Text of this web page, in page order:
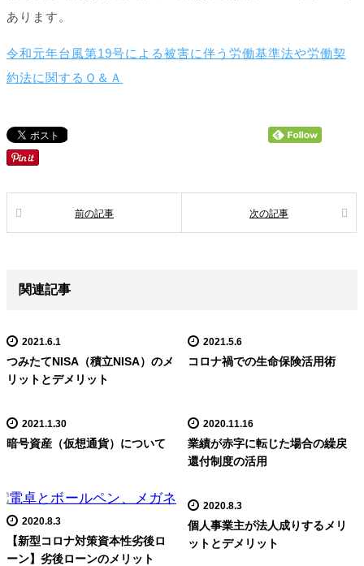
あります。
令和元年台風第19号による被害に伴う労働基準法や労働契
約法に関するＱ＆Ａ
前の記事 次の記事
関連記事
2021.6.1
つみたてNISA（積立NISA）のメ
リットとデメリット
2021.5.6
コロナ禍での生命保険活用術
2021.1.30
暗号資産（仮想通貨）について
2020.11.16
業績が赤字に転じた場合の繰戻
還付制度の活用
2020.8.3
【新型コロナ対策資本性劣後ロ
ーン】劣後ローンのメリット
2020.8.3
個人事業主が法人成りするメリ
ットとデメリット